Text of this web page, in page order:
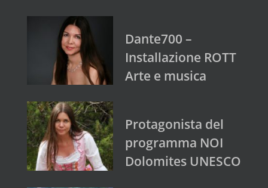
Dante700 –
Installazione ROTT
Arte e musica
Protagonista del
programma NOI
Dolomites UNESCO